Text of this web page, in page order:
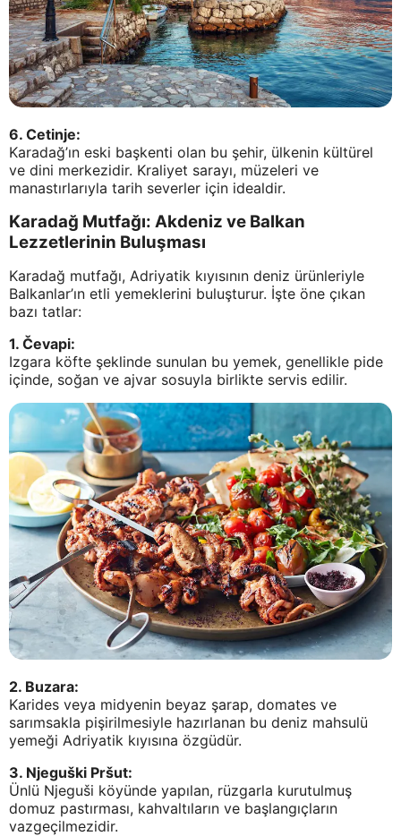
6. Cetinje:
Karadağ’ın eski başkenti olan bu şehir, ülkenin kültürel
ve dini merkezidir. Kraliyet sarayı, müzeleri ve
manastırlarıyla tarih severler için idealdir.
Karadağ Mutfağı: Akdeniz ve Balkan
Lezzetlerinin Buluşması
Karadağ mutfağı, Adriyatik kıyısının deniz ürünleriyle
Balkanlar’ın etli yemeklerini buluşturur. İşte öne çıkan
bazı tatlar:
1. Čevapi:
Izgara köfte şeklinde sunulan bu yemek, genellikle pide
içinde, soğan ve ajvar sosuyla birlikte servis edilir.
2. Buzara:
Karides veya midyenin beyaz şarap, domates ve
sarımsakla pişirilmesiyle hazırlanan bu deniz mahsulü
yemeği Adriyatik kıyısına özgüdür.
3. Njeguški Pršut:
Ünlü Njeguši köyünde yapılan, rüzgarla kurutulmuş
domuz pastırması, kahvaltıların ve başlangıçların
vazgeçilmezidir.